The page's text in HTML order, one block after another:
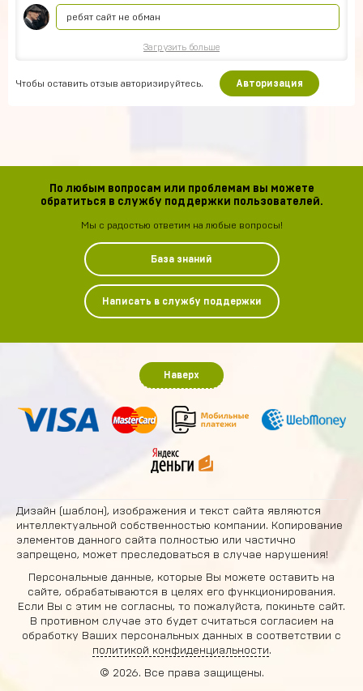
ребят сайт не обман
Загрузить больше
Чтобы оставить отзыв авторизируйтесь. Авторизация
По любым вопросам или проблемам вы можете
обратиться в службу поддержки пользователей.
Мы с радостью ответим на любые вопросы!
База знаний
Написать в службу поддержки
Наверх
Дизайн (шаблон), изображения и текст сайта являются
интеллектуальной собственностью компании. Копирование
элементов данного сайта полностью или частично
запрещено, может преследоваться в случае нарушения!
Персональные данные, которые Вы можете оставить на
сайте, обрабатываются в целях его функционирования.
Если Вы с этим не согласны, то пожалуйста, покиньте сайт.
В противном случае это будет считаться согласием на
обработку Ваших персональных данных в соответствии с
политикой конфиденциальности.
© 2026. Все права защищены.